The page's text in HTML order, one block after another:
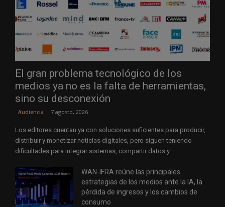
El gran problema tecnológico de los
medios ya no es la falta de herramientas,
sino su desconexión
Audiencia 7 agosto, 2026
Los editores cuentan ya con soluciones suficientes para producir,
distribuir y monetizar noticias digitales, pero siguen teniendo
dificultades para integrar sistemas, compartir datos y...
WAN-IFRA reúne las principales
estrategias de los medios ante la IA, la
pérdida de ingresos y los cambios de
consumo